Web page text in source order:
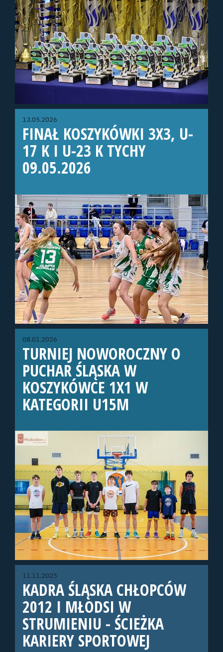
13.05.2026
FINAŁ KOSZYKÓWKI 3X3, U-
17 K I U-23 K TYCHY
09.05.2026
08.01.2026
TURNIEJ NOWOROCZNY O
PUCHAR ŚLĄSKA W
KOSZYKÓWCE 1X1 W
KATEGORII U15M
11.11.2025
KADRA ŚLĄSKA CHŁOPCÓW
2012 I MŁODSI W
STRUMIENIU - ŚCIEŻKA
KARIERY SPORTOWEJ